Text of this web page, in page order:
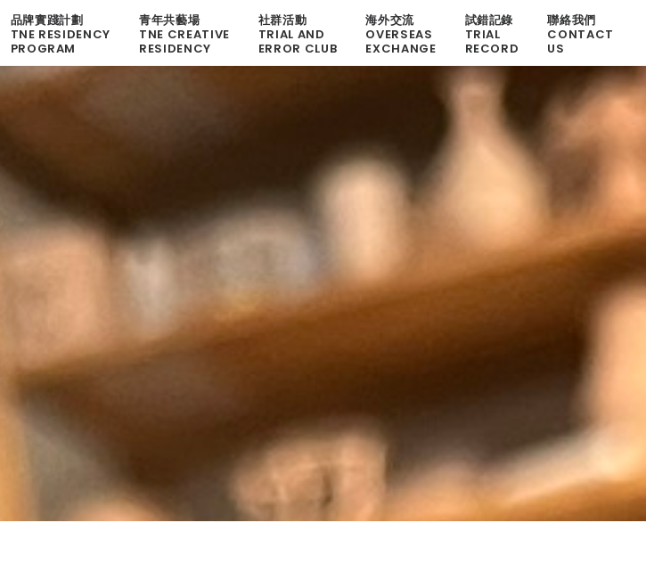
品牌實踐計劃
TNE RESIDENCY
PROGRAM
青年共藝場
TNE CREATIVE
RESIDENCY
社群活動
TRIAL AND
ERROR CLUB
海外交流
OVERSEAS
EXCHANGE
試錯記錄
TRIAL
RECORD
聯絡我們
CONTACT
US